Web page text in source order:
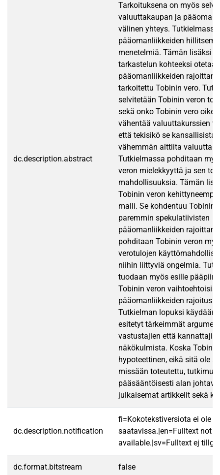
dc.description.abstract
Tarkoituksena on myös
valuuttakaupan ja
välinen yhteys.
pääomanliikkeiden
menetelmiä. Tämän lisäksi
tarkastelun kohteeksi otetaan
pääomanliikkeiden
tarkoitettu Tobinin vero.
selvitetään Tobinin veron
sekä onko Tobinin vero
vähentää valuuttakurssien
että tekisikö se kansallisista
vähemmän alttiita
Tutkielmassa pohditaan
veron mielekkyyttä ja sen
mahdollisuuksia. Tämän
Tobinin veron kehittyneempi
malli. Se kohdentuu Tobinin
paremmin spekulatiivisten
pääomanliikkeiden
pohditaan Tobinin veron
verotulojen
niihin liittyviä ongelmia.
tuodaan myös esille
Tobinin veron vaihtoehtoisia
pääomanliikkeiden
Tutkielman lopuksi käydään
esitetyt tärkeimmät
vastustajien että
näkökulmista. Koska
hypoteettinen, eikä sitä ole
missään toteutettu,
pääsääntöisesti alan
julkaisemat artikkelit sekä
dc.description.notification
fi=Kokotekstiversiota ei ole
saatavissa.|en=Fulltext not
available.|sv=Fulltext ej
dc.format.bitstream false